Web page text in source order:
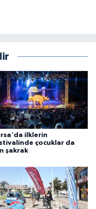
ilklerin
çocuklar da
şakrak